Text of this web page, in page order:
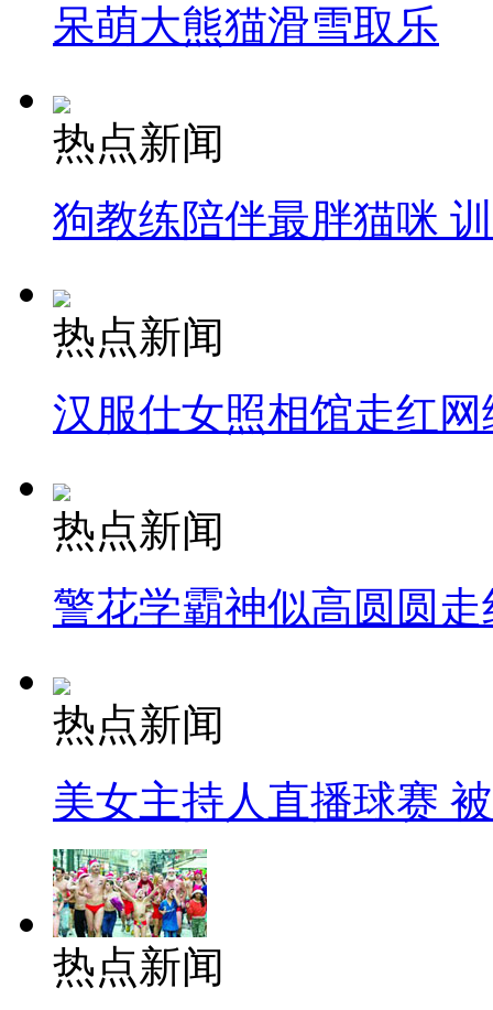
呆萌大熊猫滑雪取乐
热点新闻
狗教练陪伴最胖猫咪
热点新闻
汉服仕女照相馆走红网
热点新闻
警花学霸神似高圆圆走
热点新闻
美女主持人直播球赛
热点新闻